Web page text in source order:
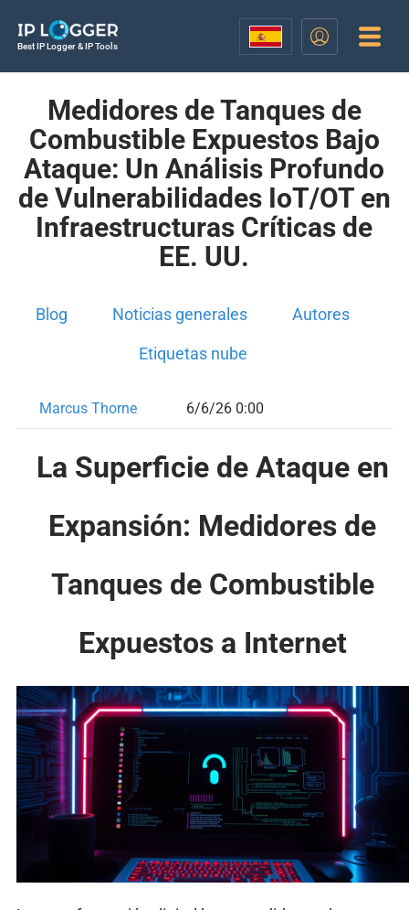
Best IP Logger & IP Tools
Medidores de Tanques de
Combustible Expuestos Bajo
Ataque: Un Análisis Profundo
de Vulnerabilidades IoT/OT en
Infraestructuras Críticas de
EE. UU.
Blog Noticias generales Autores
Etiquetas nube
Marcus Thorne 6/6/26 0:00
La Superficie de Ataque en
Expansión: Medidores de
Tanques de Combustible
Expuestos a Internet